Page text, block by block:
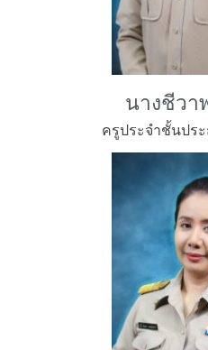
นางชีวา
ครูประจำชั้นปร